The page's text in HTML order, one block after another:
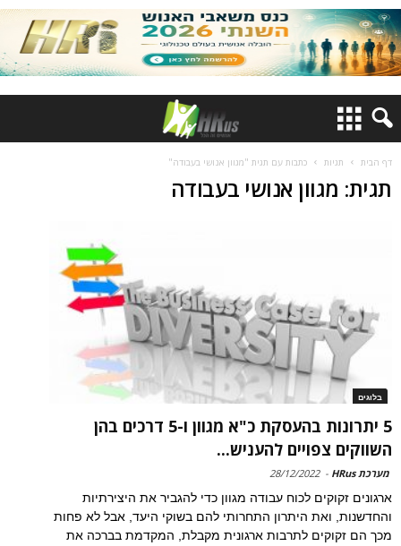
דף הבית תגיות כתבות עם תגית "מגוון אנושי בעבודה"
תגית: מגוון אנושי בעבודה
בלוגים
5 יתרונות בהעסקת כ"א מגוון ו-5 דרכים בהן
השווקים צפויים להעניש...
מערכת HRus -
28/12/2022
ארגונים זקוקים לכוח עבודה מגוון כדי להגביר את היצירתיות
והחדשנות, ואת היתרון התחרותי להם בשוקי היעד, אבל לא פחות
מכך הם זקוקים לתרבות ארגונית מקבלת, המקדמת בברכה את